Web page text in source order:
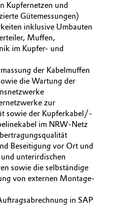
Kupfernetzen und
Gütemessungen)
inklusive Umbauten
Muffen,
im Kupfer- und
der Kabelmuffen
die Wartung der
zur
sowie der Kupferkabel/-
im NRW-Netz
Beseitigung vor Ort und
unterirdischen
sowie die selbständige
von externen Montage-
in SAP